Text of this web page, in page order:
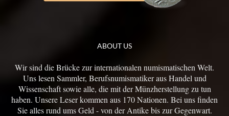
ABOUT US
Wir sind die Brücke zur internationalen numismatischen Welt.
Uns lesen Sammler, Berufsnumismatiker aus Handel und
Wissenschaft sowie alle, die mit der Münzherstellung zu tun
haben. Unsere Leser kommen aus 170 Nationen. Bei uns finden
Sie alles rund ums Geld - von der Antike bis zur Gegenwart.